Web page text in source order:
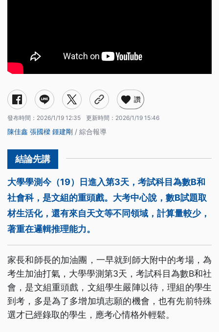
讚
發布時間： 2026/1/19 12:35 更新時間： 2026/1/19 15:46
陳佳鑫 張國樑 鍾建剛 / 綜合報導
大學學測今（19）日進入第3天，考試科目為數B和
社會科，是文組的重頭戲。大考中心說，數B試題取
材生活化，還有來自天文等不同領域，計算量較少，
著重在邏輯推理能力。
家長和師長的加油團，一早就到師大附中的考場，為
考生加油打氣，大學學測第3天，考試科目為數B和社
會，是文組重頭戲，文組學生嚴陣以待，理組的學生
到考，多是為了多增加填志願的機會，也有先前特殊
選才已經錄取的學生，應考心情格外輕鬆。